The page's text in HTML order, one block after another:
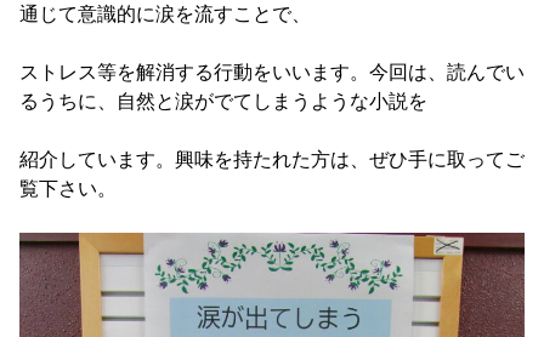
通じて意識的に涙を流すことで、
ストレス等を解消する行動をいいます。今回は、読んでい
るうちに、自然と涙がでてしまうような小説を
紹介しています。興味を持たれた方は、ぜひ手に取ってご
覧下さい。